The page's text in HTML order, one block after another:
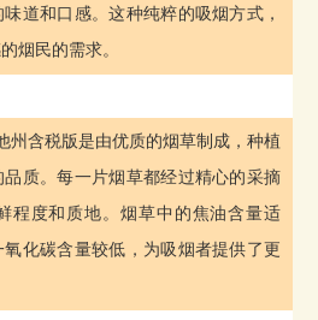
道和口感。这种纯粹的吸烟方式，
烟民的需求。
州含税版是由优质的烟草制成，种植
质。每一片烟草都经过精心的采摘
程度和质地。烟草中的焦油含量适
化碳含量较低，为吸烟者提供了更